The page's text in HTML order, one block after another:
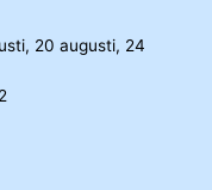
20 augusti, 24